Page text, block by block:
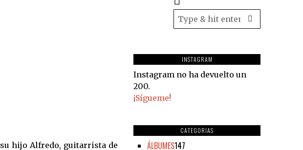
hijo Alfredo, guitarrista de
INSTAGRAM
Instagram no ha devuelto un
200.
¡Sígueme!
CATEGORIAS
ÁLBUMES147